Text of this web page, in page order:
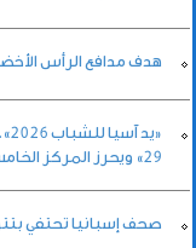
هدف مدافع الرأس الأخضر
29» ويحرز المركز الخامس
صحف إسبانيا تحتفي